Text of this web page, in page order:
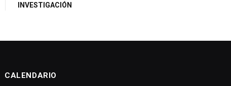
INVESTIGACIÓN
CALENDARIO